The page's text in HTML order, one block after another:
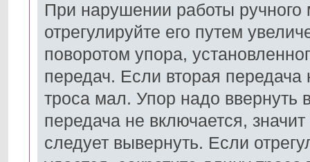
При нарушении работы
отрегулируйте его путем
поворотом упора,
передач. Если вторая передача
троса мал. Упор надо ввернуть
передача не включается,
следует вывернуть. Если